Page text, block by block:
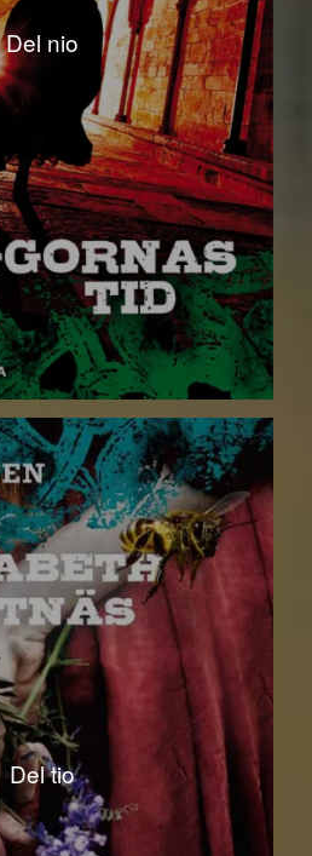
Del nio
Del tio